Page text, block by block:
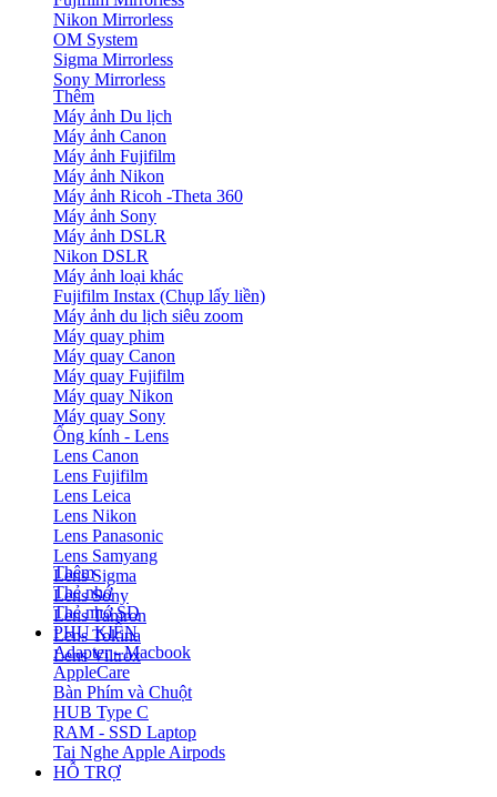
Nikon Mirrorless
OM System
Sigma Mirrorless
Sony Mirrorless
Thêm
Máy ảnh Du lịch
Máy ảnh Canon
Máy ảnh Fujifilm
Máy ảnh Nikon
Máy ảnh Ricoh -Theta 360
Máy ảnh Sony
Máy ảnh DSLR
Nikon DSLR
Máy ảnh loại khác
Fujifilm Instax (Chụp lấy liền)
Máy ảnh du lịch siêu zoom
Máy quay phim
Máy quay Canon
Máy quay Fujifilm
Máy quay Nikon
Máy quay Sony
Ống kính - Lens
Lens Canon
Lens Fujifilm
Lens Leica
Lens Nikon
Lens Panasonic
Lens Samyang
Lens Sigma
Lens Sony
Lens Tamron
Lens Tokina
Lens Viltrox
Thêm
Thẻ nhớ
Thẻ nhớ SD
PHỤ KIỆN
Adapter - Macbook
AppleCare
Bàn Phím và Chuột
HUB Type C
RAM - SSD Laptop
Tai Nghe Apple Airpods
HỖ TRỢ